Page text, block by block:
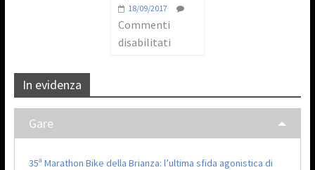
18/09/2017
Commenti
disabilitati
In evidenza
Gare
35ª Marathon Bike della Brianza: l’ultima sfida agonistica di